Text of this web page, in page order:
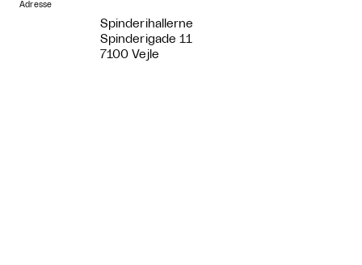
Adresse
Spinderihallerne
Spinderigade 11
7100 Vejle